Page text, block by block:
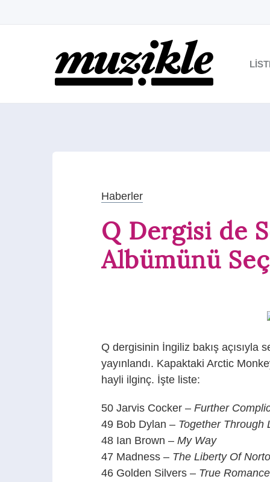
Haberler
Q Dergisi de
Albümünü
Q dergisinin İngiliz bakış açısıyla
yayınlandı. Kapaktaki Arctic
hayli ilginç. İşte liste:
50 Jarvis Cocker – Further
49 Bob Dylan – Together Through
48 Ian Brown – My Way
47 Madness – The Liberty Of
46 Golden Silvers – True Romance